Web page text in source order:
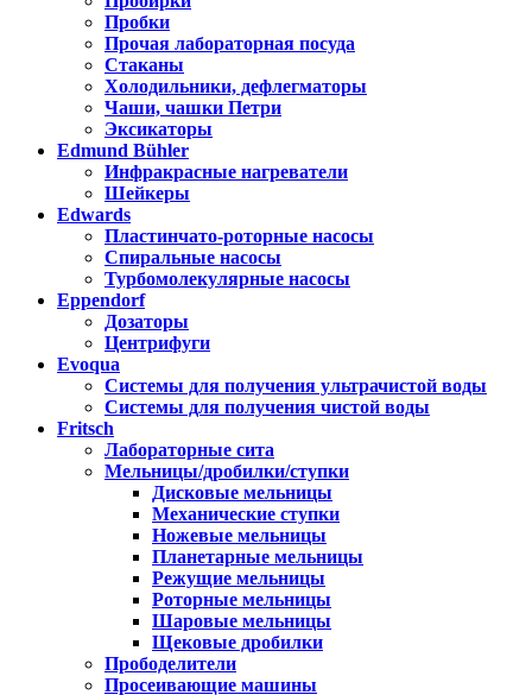
Пробки
Прочая лабораторная посуда
Стаканы
Холодильники, дефлегматоры
Чаши, чашки Петри
Эксикаторы
Edmund Bühler
Инфракрасные нагреватели
Шейкеры
Edwards
Пластинчато-роторные насосы
Спиральные насосы
Турбомолекулярные насосы
Eppendorf
Дозаторы
Центрифуги
Evoqua
Системы для получения ультрачистой воды
Системы для получения чистой воды
Fritsch
Лабораторные сита
Мельницы/дробилки/ступки
Дисковые мельницы
Механические ступки
Ножевые мельницы
Планетарные мельницы
Режущие мельницы
Роторные мельницы
Шаровые мельницы
Щековые дробилки
Прободелители
Просеивающие машины